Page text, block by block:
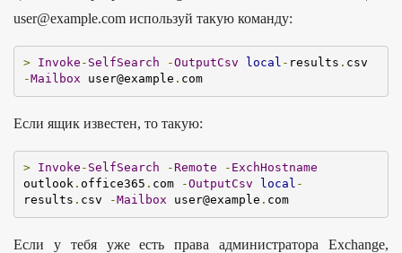
user@example.com используй такую команду:
> Invoke - SelfSearch -OutputCsv local - results .
-Mailbox user@example . com
Если ящик известен, то такую:
> Invoke - SelfSearch - Remote - ExchHostname
outlook. office365 . com -OutputCsv local -
results . csv -Mailbox user@example . com
Если у тебя уже есть права администратора Exchange,